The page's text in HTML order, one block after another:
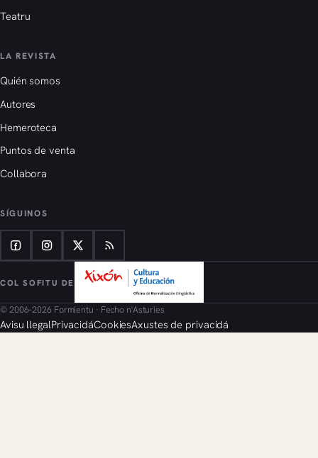
Teatru
LA REVISTA
Quién somos
Autores
Hemeroteca
Puntos de venta
Collabora
SÍGUINOS
COL SOFITU DE
© 2006–2026 Formientu · Fecho n'Asturies
Avisu llegalPrivacidáCookiesAxustes de privacidá